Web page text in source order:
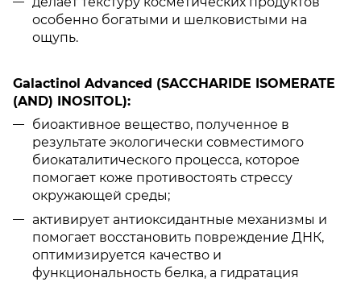
особенно богатыми и шелковистыми на
ощупь.
Galactinol Advanced (SACCHARIDE ISOMERATE
(AND) INOSITOL):
биоактивное вещество, полученное в
результате экологически совместимого
биокаталитического процесса, которое
помогает коже противостоять стрессу
окружающей среды;
активирует антиоксидантные механизмы и
помогает восстановить повреждение ДНК,
оптимизируется качество и
функциональность белка, а гидратация